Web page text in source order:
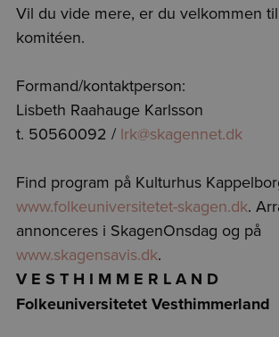
Vil du vide mere, er du velkommen
komitéen.
Formand/kontaktperson:
Lisbeth Raahauge Karlsson
t. 50560092 / lrk@skagennet.dk
Find program på Kulturhus
www.folkeuniversitetet-skagen.dk.
annonceres i SkagenOnsdag og på
www.skagensavis.dk.
V E S T H I M M E R L A N D
Folkeuniversitetet Vesthimmerland